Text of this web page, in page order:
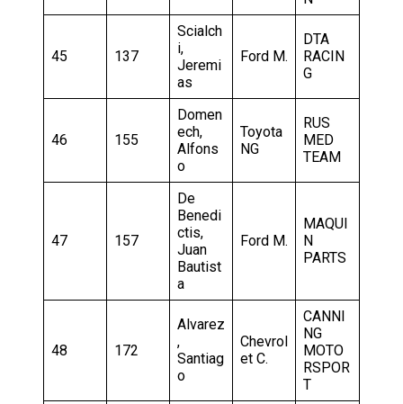
45 137
Scialch
i,
Jeremi
as
Ford M.
DTA
RACIN
G
46 155
Domen
ech,
Alfons
o
Toyota
NG
RUS
MED
TEAM
47 157
De
Benedi
ctis,
Juan
Bautist
a
Ford M.
MAQUI
N
PARTS
48 172
Alvarez
,
Santiag
o
Chevrol
et C.
CANNI
NG
MOTO
RSPOR
T